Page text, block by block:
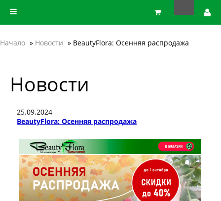
Начало » Новости » BeautyFlora: Осенняя распродажа
Новости
25.09.2024
BeautyFlora: Осенняя распродажа